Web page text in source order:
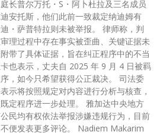
长普尔万托・S・阿卜杜拉及三名成员
安托斯，他们此前一致裁定纳迪姆有
特拉则未被举报。 律师称，判
理过程中存在事实被歪曲、关键证据未
带了具体证据，旨在纠正程序中的不当
也表示，丈夫自 2025 年 9 月 4 日被羁
今只希望获得公正裁决。 司法委
示将按照规定对内容进行分析与核查，
一步处理。 雅加达中央地方
民均有权依法举报涉嫌违规行为，目前
评论。 Nadiem Makarim